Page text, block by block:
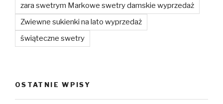
zara swetrym Markowe swetry damskie wyprzedaż
Zwiewne sukienki na lato wyprzedaż
świąteczne swetry
OSTATNIE WPISY